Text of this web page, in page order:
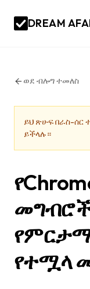
DREAM
ወደ ብሎግ ተመለስ
ይህ ጽሁፍ በራስ-ሰር
ይችላሉ።
መግብሮች
የተሟላ